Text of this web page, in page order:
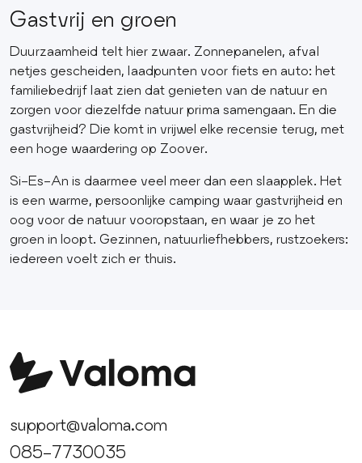
Gastvrij en groen
Duurzaamheid telt hier zwaar. Zonnepanelen, afval
netjes gescheiden, laadpunten voor fiets en auto: het
familiebedrijf laat zien dat genieten van de natuur en
zorgen voor diezelfde natuur prima samengaan. En die
gastvrijheid? Die komt in vrijwel elke recensie terug, met
een hoge waardering op Zoover.
Si-Es-An is daarmee veel meer dan een slaapplek. Het
is een warme, persoonlijke camping waar gastvrijheid en
oog voor de natuur vooropstaan, en waar je zo het
groen in loopt. Gezinnen, natuurliefhebbers, rustzoekers:
iedereen voelt zich er thuis.
support@valoma.com
085-7730035